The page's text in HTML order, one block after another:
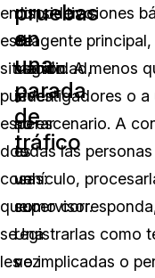
en
esta
situación
pueden
esperar
dos
cosas:
que
se
les
dispositivo
de
seguridad,
si
no
es
un
supervisor.
Una
vez
pruebas
en
una
parada
de
tráfico
consideraciones
el agente
mando. A menos
investigadores o a
su escenario. A
todas las
vehículo,
como
registrarlas como
no implicadas o